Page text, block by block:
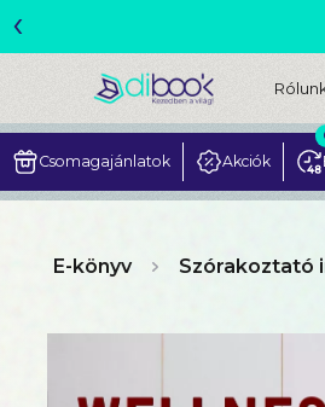
‹
Csomagajánlatok Akciók
E-könyv Szórakoztató